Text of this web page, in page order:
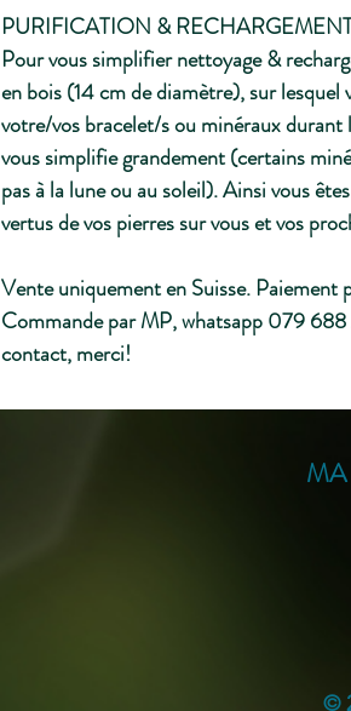
PURIFICATION &
Pour vous simplifier nettoyage &
en bois (14 cm de diamètre), sur lesquel
votre/vos bracelet/s ou minéraux
vous simplifie grandement (certains
pas à la lune ou au soleil). Ainsi vous
vertus de vos pierres sur vous et vos
Vente uniquement en Suisse. Paiement
Commande par MP, whatsapp 079
contact, merci!
©